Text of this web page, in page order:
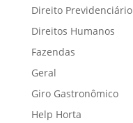
Direito Previdenciário
Direitos Humanos
Fazendas
Geral
Giro Gastronômico
Help Horta